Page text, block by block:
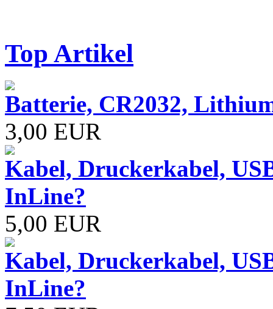
Top Artikel
Batterie, CR2032,
3,00 EUR
Kabel, Druckerkabel,
InLine?
5,00 EUR
Kabel, Druckerkabel,
InLine?